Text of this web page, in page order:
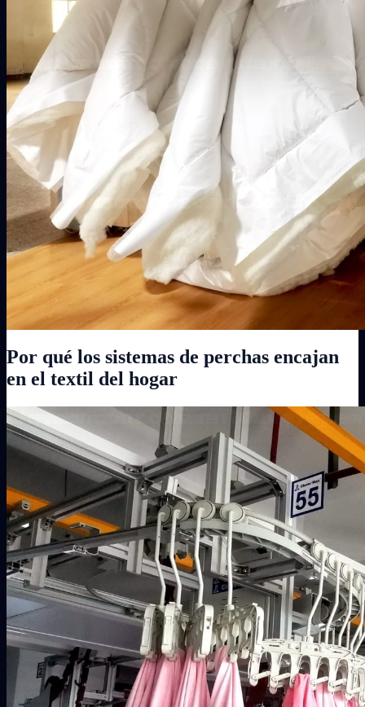
Por qué los sistemas de perchas encajan
en el textil del hogar